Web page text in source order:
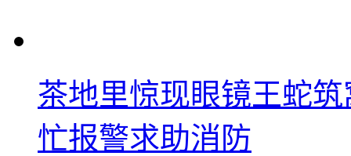
茶地里惊现眼镜王蛇
忙报警求助消防